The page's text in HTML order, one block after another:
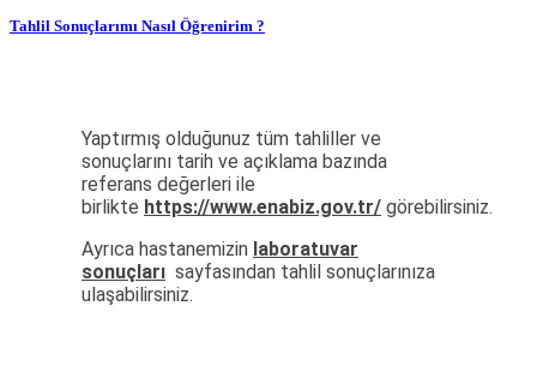
Tahlil Sonuçlarımı Nasıl Öğrenirim ?
Yaptırmış olduğunuz tüm tahliller ve
sonuçlarını tarih ve açıklama bazında
referans değerleri ile
birlikte https://www.enabiz.gov.tr/ görebilirsiniz.
Ayrıca hastanemizin laboratuvar
sonuçları sayfasından tahlil sonuçlarınıza
ulaşabilirsiniz.